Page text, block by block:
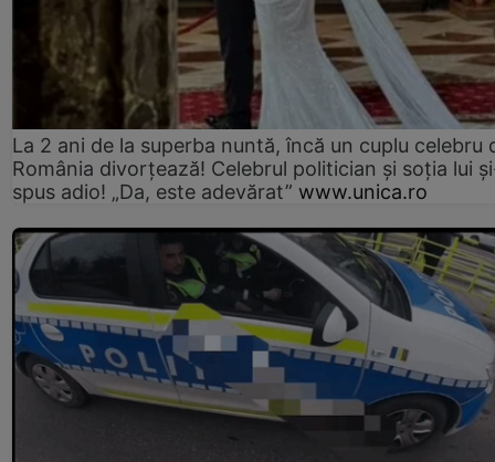
La 2 ani de la superba nuntă, încă un cuplu celebru
România divorțează! Celebrul politician și soția lui
spus adio! „Da, este adevărat” www.unica.ro